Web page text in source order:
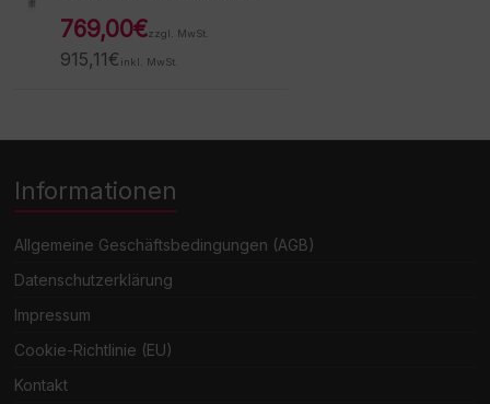
769,00€zzgl. MwSt.
915,11€ inkl. MwSt.
Informationen
Allgemeine Geschäftsbedingungen (AGB)
Datenschutzerklärung
Impressum
Cookie-Richtlinie (EU)
Kontakt